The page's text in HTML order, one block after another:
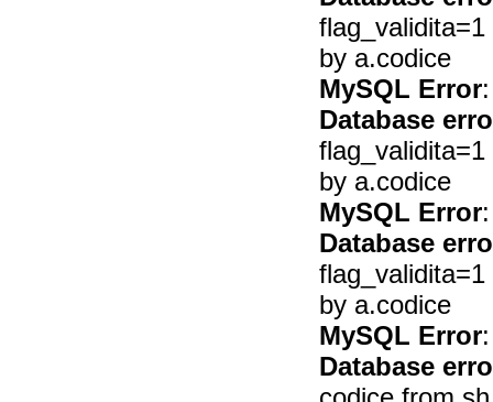
by a.codice
MySQL Error
Database
by a.codice
MySQL Error
Database
by a.codice
MySQL Error
Database